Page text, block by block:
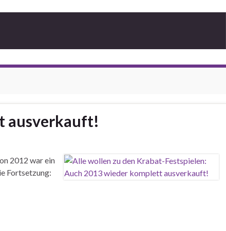
ausverkauft!
2012 war ein
Fortsetzung: